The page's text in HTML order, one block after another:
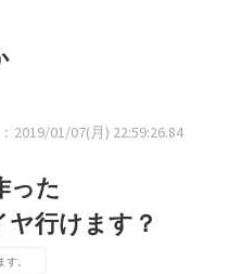
：2019/01/07(月) 22:59:26.84
った
行けます？
。